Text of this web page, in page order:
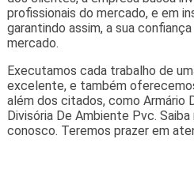
profissionais do mercado, e em
garantindo assim, a sua
mercado.
Executamos cada trabalho de
excelente, e também
além dos citados, como Armário
Divisória De Ambiente Pvc.
conosco. Teremos prazer em